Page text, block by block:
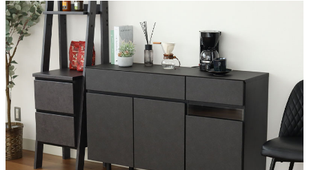
表面材
MDF
表面加工
塩ビシート
アジャスター
有り
引き出し